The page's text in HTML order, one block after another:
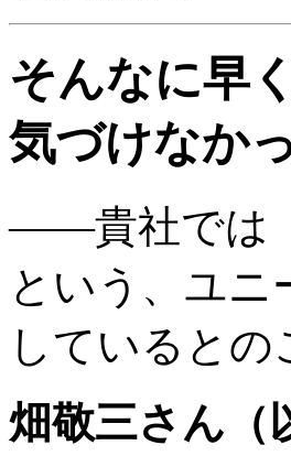
そんなに早
気づけなか
――貴社では
という、ユニ
しているとの
畑敬三さん（